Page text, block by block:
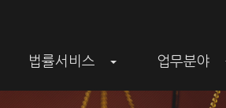
법률서비스 업무분야